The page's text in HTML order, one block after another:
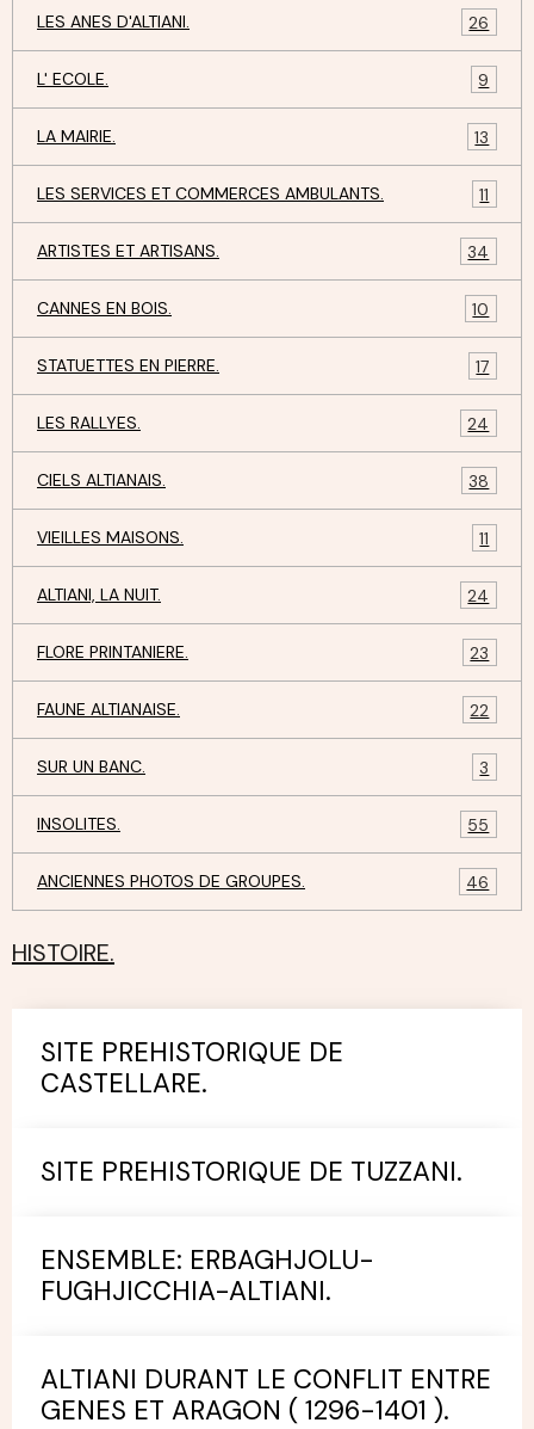
LES ANES D'ALTIANI. 26
L' ECOLE. 9
LA MAIRIE. 13
LES SERVICES ET COMMERCES AMBULANTS. 11
ARTISTES ET ARTISANS. 34
CANNES EN BOIS. 10
STATUETTES EN PIERRE. 17
LES RALLYES. 24
CIELS ALTIANAIS. 38
VIEILLES MAISONS. 11
ALTIANI, LA NUIT. 24
FLORE PRINTANIERE. 23
FAUNE ALTIANAISE. 22
SUR UN BANC. 3
INSOLITES. 55
ANCIENNES PHOTOS DE GROUPES. 46
HISTOIRE.
SITE PREHISTORIQUE DE
CASTELLARE.
SITE PREHISTORIQUE DE TUZZANI.
ENSEMBLE: ERBAGHJOLU-
FUGHJICCHIA-ALTIANI.
ALTIANI DURANT LE CONFLIT ENTRE
GENES ET ARAGON ( 1296-1401 ).